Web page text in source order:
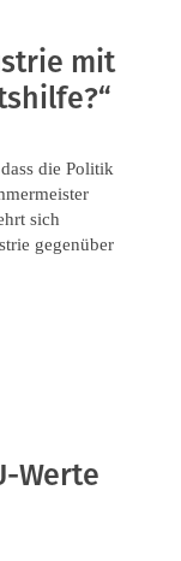
mit
die Politik
sich
gegenüber
Werte